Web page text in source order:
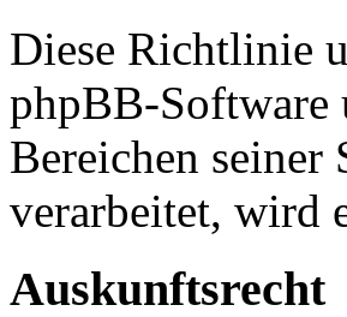
Diese Richtlinie
phpBB-Software
Bereichen seiner
verarbeitet, wird
Auskunftsrecht